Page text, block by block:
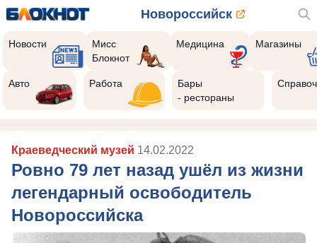
Новороссийск
Новости
Мисс
Блокнот
Медицина Магазины
Авто Работа
Бары
- рестораны
Краеведческий музей 14.02.2022
Ровно 79 лет назад ушёл из жизни
легендарный освободитель
Новороссийска